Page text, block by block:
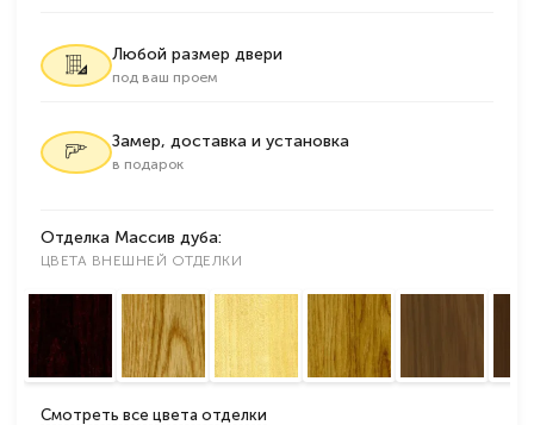
Любой размер двери
под ваш проем
Замер, доставка и установка
в подарок
Отделка Массив дуба:
ЦВЕТА ВНЕШНЕЙ ОТДЕЛКИ
Смотреть все цвета отделки